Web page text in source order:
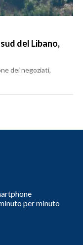
del Libano,
dei negoziati,
per minuto